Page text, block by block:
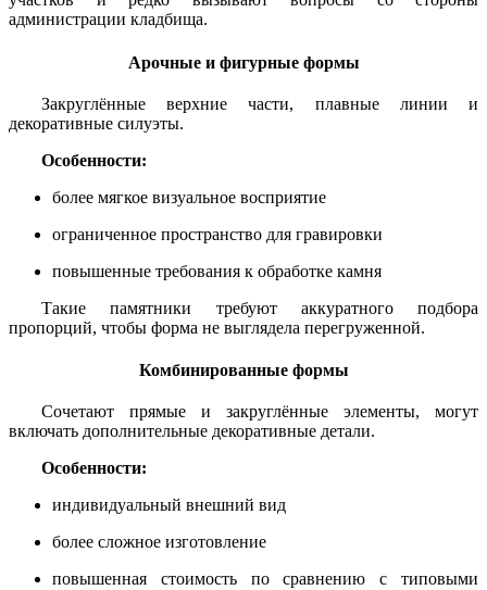
администрации кладбища.
Арочные и фигурные формы
Закруглённые верхние части, плавные линии и
декоративные силуэты.
Особенности:
более мягкое визуальное восприятие
ограниченное пространство для гравировки
повышенные требования к обработке камня
Такие памятники требуют аккуратного подбора
пропорций, чтобы форма не выглядела перегруженной.
Комбинированные формы
Сочетают прямые и закруглённые элементы, могут
включать дополнительные декоративные детали.
Особенности:
индивидуальный внешний вид
более сложное изготовление
повышенная стоимость по сравнению с типовыми